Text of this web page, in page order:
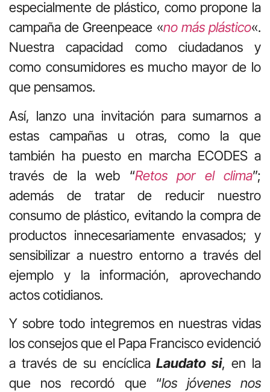
especialmente de plástico, como propone la
campaña de Greenpeace «no más plástico«.
Nuestra capacidad como ciudadanos y
como consumidores es mucho mayor de lo
que pensamos.
Así, lanzo una invitación para sumarnos a
estas campañas u otras, como la que
también ha puesto en marcha ECODES a
través de la web “Retos por el clima”;
además de tratar de reducir nuestro
consumo de plástico, evitando la compra de
productos innecesariamente envasados; y
sensibilizar a nuestro entorno a través del
ejemplo y la información, aprovechando
actos cotidianos.
Y sobre todo integremos en nuestras vidas
los consejos que el Papa Francisco evidenció
a través de su encíclicaLaudato si, en la
que nos recordó que “los jóvenes nos